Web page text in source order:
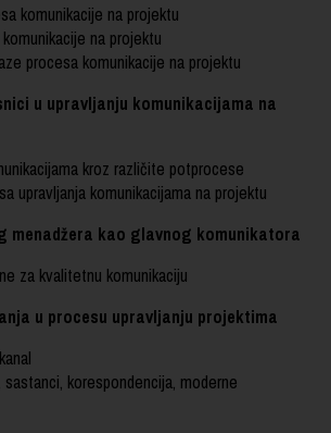
komunikacije na projektu
na projektu
procesa komunikacije na projektu
u upravljanju komunikacijama na
kroz različite potprocese
upravljanja komunikacijama na projektu
menadžera kao glavnog komunikatora
za kvalitetnu komunikaciju
u procesu upravljanju projektima
korespondencija, moderne